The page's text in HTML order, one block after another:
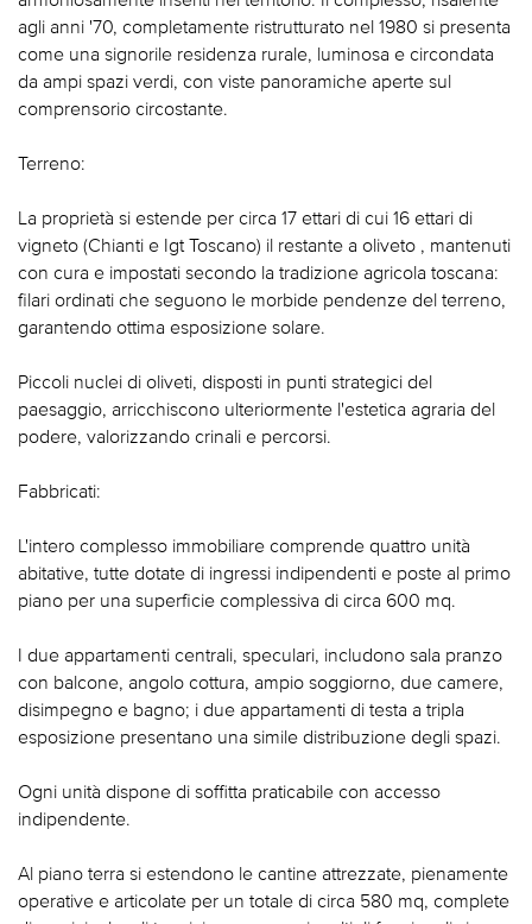
agli anni '70, completamente ristrutturato nel 1980 si presenta
come una signorile residenza rurale, luminosa e circondata
da ampi spazi verdi, con viste panoramiche aperte sul
comprensorio circostante.
Terreno:
La proprietà si estende per circa 17 ettari di cui 16 ettari di
vigneto (Chianti e Igt Toscano) il restante a oliveto , mantenuti
con cura e impostati secondo la tradizione agricola toscana:
filari ordinati che seguono le morbide pendenze del terreno,
garantendo ottima esposizione solare.
Piccoli nuclei di oliveti, disposti in punti strategici del
paesaggio, arricchiscono ulteriormente l'estetica agraria del
podere, valorizzando crinali e percorsi.
Fabbricati:
L'intero complesso immobiliare comprende quattro unità
abitative, tutte dotate di ingressi indipendenti e poste al primo
piano per una superficie complessiva di circa 600 mq.
I due appartamenti centrali, speculari, includono sala pranzo
con balcone, angolo cottura, ampio soggiorno, due camere,
disimpegno e bagno; i due appartamenti di testa a tripla
esposizione presentano una simile distribuzione degli spazi.
Ogni unità dispone di soffitta praticabile con accesso
indipendente.
Al piano terra si estendono le cantine attrezzate, pienamente
operative e articolate per un totale di circa 580 mq, complete